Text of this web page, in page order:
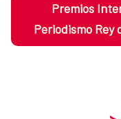
Premios
Periodismo Rey